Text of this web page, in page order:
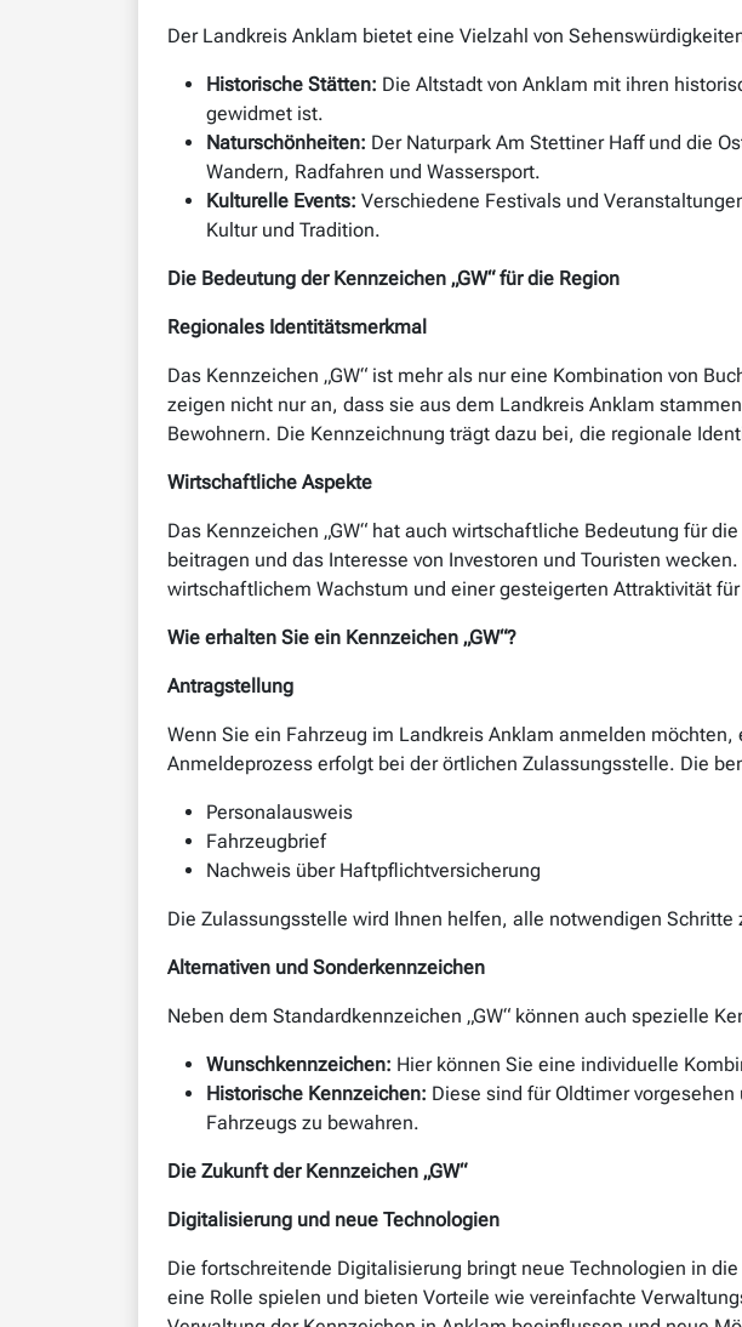
Der Landkreis Anklam bietet eine Vielzahl von
Historische Stätten: Die Altstadt von Anklam mit ihren
gewidmet ist.
Naturschönheiten: Der Naturpark Am Stettiner Haff und die
Wandern, Radfahren und Wassersport.
Kulturelle Events: Verschiedene Festivals und
Kultur und Tradition.
Die Bedeutung der Kennzeichen „GW“ für die Region
Regionales Identitätsmerkmal
Das Kennzeichen „GW“ ist mehr als nur eine Kombination von
zeigen nicht nur an, dass sie aus dem Landkreis Anklam
Bewohnern. Die Kennzeichnung trägt dazu bei, die regionale
Wirtschaftliche Aspekte
Das Kennzeichen „GW“ hat auch wirtschaftliche Bedeutung für
beitragen und das Interesse von Investoren und Touristen
wirtschaftlichem Wachstum und einer gesteigerten Attraktivität
Wie erhalten Sie ein Kennzeichen „GW“?
Antragstellung
Wenn Sie ein Fahrzeug im Landkreis Anklam anmelden
Anmeldeprozess erfolgt bei der örtlichen Zulassungsstelle. Die
Personalausweis
Fahrzeugbrief
Nachweis über Haftpflichtversicherung
Die Zulassungsstelle wird Ihnen helfen, alle notwendigen
Alternativen und Sonderkennzeichen
Neben dem Standardkennzeichen „GW“ können auch spezielle
Wunschkennzeichen: Hier können Sie eine individuelle
Historische Kennzeichen: Diese sind für Oldtimer
Fahrzeugs zu bewahren.
Die Zukunft der Kennzeichen „GW“
Digitalisierung und neue Technologien
Die fortschreitende Digitalisierung bringt neue Technologien in
eine Rolle spielen und bieten Vorteile wie vereinfachte